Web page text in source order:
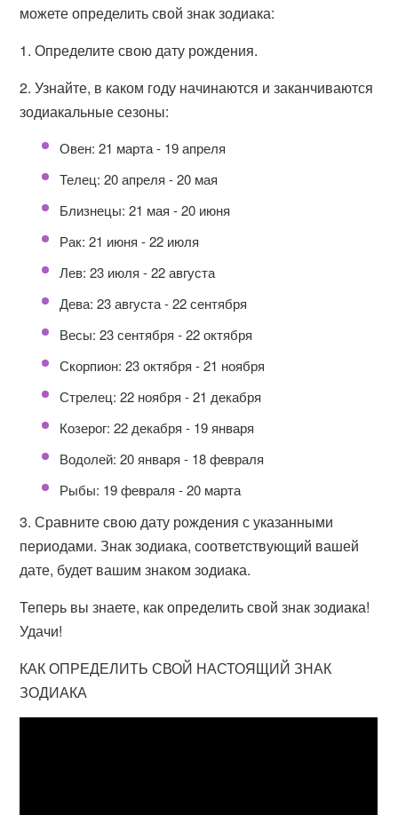
можете определить свой знак зодиака:
1. Определите свою дату рождения.
2. Узнайте, в каком году начинаются и заканчиваются
зодиакальные сезоны:
Овен: 21 марта - 19 апреля
Телец: 20 апреля - 20 мая
Близнецы: 21 мая - 20 июня
Рак: 21 июня - 22 июля
Лев: 23 июля - 22 августа
Дева: 23 августа - 22 сентября
Весы: 23 сентября - 22 октября
Скорпион: 23 октября - 21 ноября
Стрелец: 22 ноября - 21 декабря
Козерог: 22 декабря - 19 января
Водолей: 20 января - 18 февраля
Рыбы: 19 февраля - 20 марта
3. Сравните свою дату рождения с указанными
периодами. Знак зодиака, соответствующий вашей
дате, будет вашим знаком зодиака.
Теперь вы знаете, как определить свой знак зодиака!
Удачи!
КАК ОПРЕДЕЛИТЬ СВОЙ НАСТОЯЩИЙ ЗНАК
ЗОДИАКА